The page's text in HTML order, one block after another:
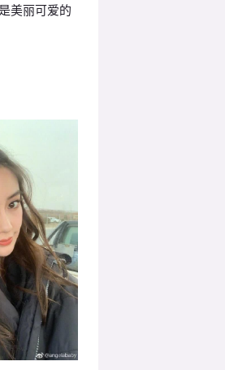
美丽可爱的